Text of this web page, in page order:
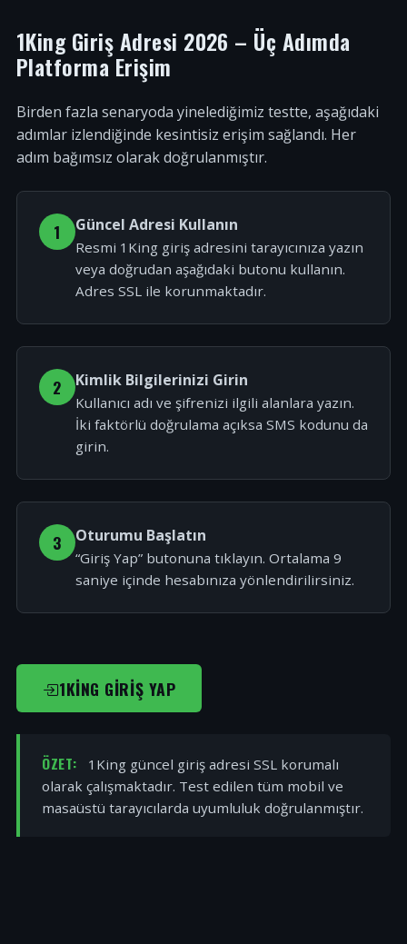
1King Giriş Adresi 2026 – Üç Adımda
Platforma Erişim
Birden fazla senaryoda yinelediğimiz testte, aşağıdaki
adımlar izlendiğinde kesintisiz erişim sağlandı. Her
adım bağımsız olarak doğrulanmıştır.
1 Güncel Adresi Kullanın
Resmi 1King giriş adresini tarayıcınıza yazın
veya doğrudan aşağıdaki butonu kullanın.
Adres SSL ile korunmaktadır.
2 Kimlik Bilgilerinizi Girin
Kullanıcı adı ve şifrenizi ilgili alanlara yazın.
İki faktörlü doğrulama açıksa SMS kodunu da
girin.
3 Oturumu Başlatın
“Giriş Yap” butonuna tıklayın. Ortalama 9
saniye içinde hesabınıza yönlendirilirsiniz.
1KING GIRIŞ YAP
ÖZET:
1King güncel giriş adresi SSL korumalı
olarak çalışmaktadır. Test edilen tüm mobil ve
masaüstü tarayıcılarda uyumluluk doğrulanmıştır.